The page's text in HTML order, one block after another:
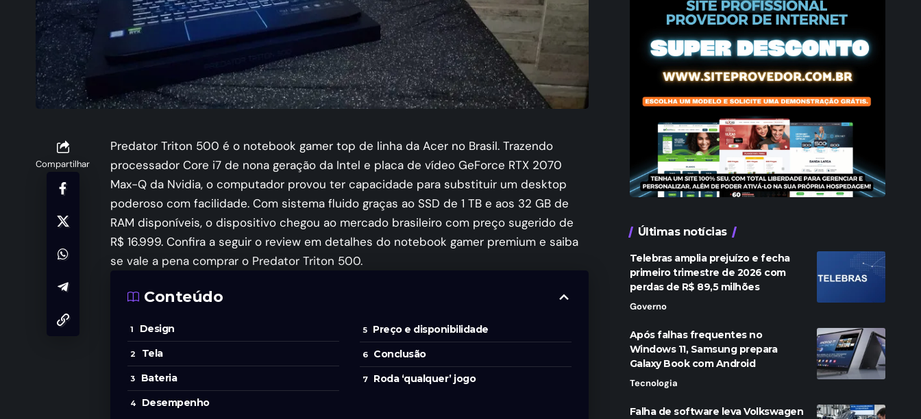
Compartilhar
Predator Triton 500 é o notebook gamer top de linha da Acer no Brasil. Trazendo
processador Core i7 de nona geração da Intel e placa de vídeo GeForce RTX 2070
Max-Q da Nvidia, o computador provou ter capacidade para substituir um desktop
poderoso com facilidade. Com sistema fluido graças ao SSD de 1 TB e aos 32 GB de
RAM disponíveis, o dispositivo chegou ao mercado brasileiro com preço sugerido de
R$ 16.999. Confira a seguir o review em detalhes do notebook gamer premium e saiba
se vale a pena comprar o Predator Triton 500.
Conteúdo
Design
Tela
Bateria
Desempenho
Preço e disponibilidade
Conclusão
Roda ‘qualquer’ jogo
Últimas notícias
Telebras amplia prejuízo e fecha
primeiro trimestre de 2026 com
perdas de R$ 89,5 milhões
Governo
Após falhas frequentes no
Windows 11, Samsung prepara
Galaxy Book com Android
Tecnologia
Falha de software leva Volkswagen